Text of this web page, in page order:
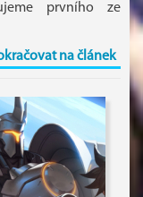
prvního ze
na článek